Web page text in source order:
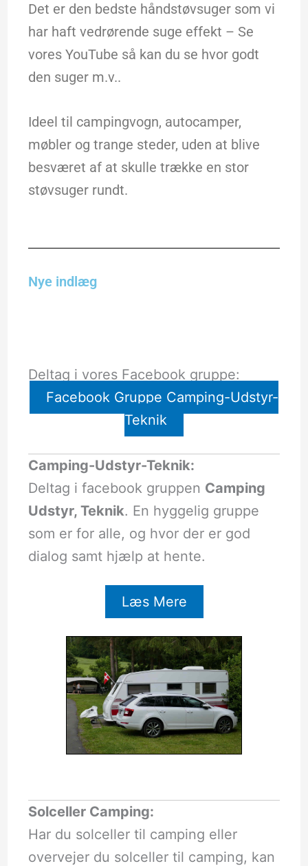
Det er den bedste håndstøvsuger som vi
har haft vedrørende suge effekt – Se
vores YouTube så kan du se hvor godt
den suger m.v..
Ideel til campingvogn, autocamper,
møbler og trange steder, uden at blive
besværet af at skulle trække en stor
støvsuger rundt.
Nye indlæg
Deltag i vores Facebook gruppe:
Facebook Gruppe Camping-Udstyr-
Teknik
Camping-Udstyr-Teknik:
Deltag i facebook gruppen Camping
Udstyr, Teknik. En hyggelig gruppe
som er for alle, og hvor der er god
dialog samt hjælp at hente.
Læs Mere
Solceller Camping:
Har du solceller til camping eller
overvejer du solceller til camping, kan